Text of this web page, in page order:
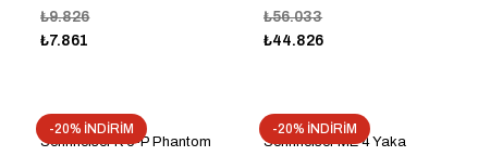
₺7.861
₺9.826
₺44.826
₺56.033
-20% İNDİRİM
Sennheiser K 6-P Phantom
-20% İNDİRİM
Sennheiser ME 4 Yaka